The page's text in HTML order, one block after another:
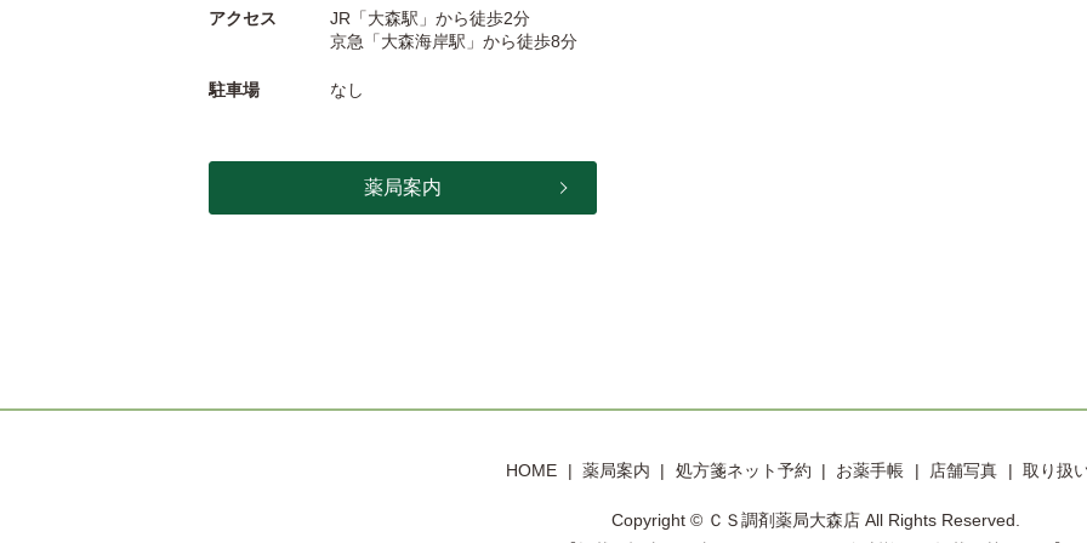
アクセス
JR「大森駅」から徒歩2分
京急「大森海岸駅」から徒歩8分
駐車場 なし
薬局案内
HOME 薬局案内 処方箋ネット予約 お薬手帳 店舗写真 取り扱
Copyright © ＣＳ調剤薬局大森店 All Rights Reserved.